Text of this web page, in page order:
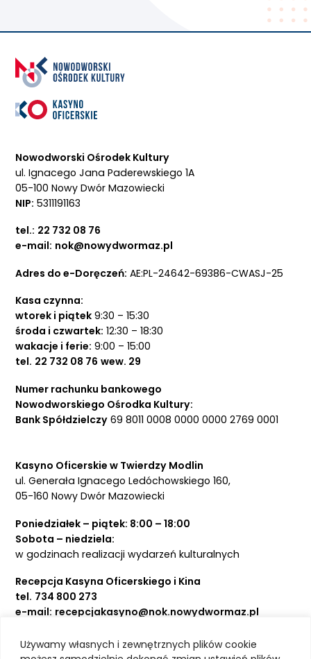
Używamy własnych i zewnętrznych plików cookie
Nowodworski Ośrodek Kultury
ul. Ignacego Jana Paderewskiego 1A
05-100 Nowy Dwór Mazowiecki
NIP: 5311191163
tel.: 22 732 08 76
e-mail: nok@nowydwormaz.pl
Adres do e-Doręczeń: AE:PL-24642-69386-CWASJ-25
Kasa czynna:
wtorek i piątek9:30 – 15:30
środa i czwartek: 12:30 – 18:30
wakacje i ferie: 9:00 – 15:00
tel. 22 732 08 76 wew. 29
Numer rachunku bankowego
Nowodworskiego Ośrodka Kultury:
Bank Spółdzielczy69 8011 0008 0000 0000 2769 0001
Kasyno Oficerskie w Twierdzy Modlin
ul. Generała Ignacego Ledóchowskiego 160,
05-160 Nowy Dwór Mazowiecki
Poniedziałek – piątek: 8:00 – 18:00
Sobota – niedziela:
w godzinach realizacji wydarzeń kulturalnych
Recepcja Kasyna Oficerskiego i Kina
tel. 734 800 273
e-mail: recepcjakasyno@nok.nowydwormaz.pl